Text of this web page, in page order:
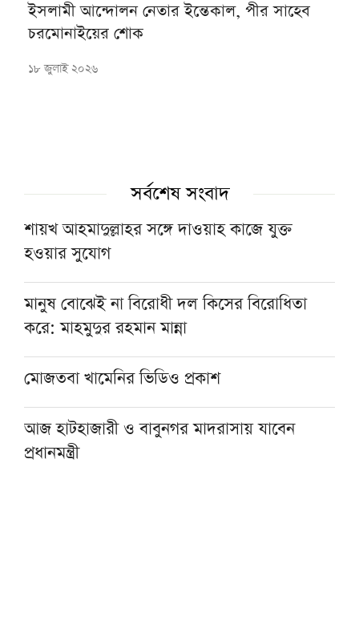
ইসলামী আন্দোলন নেতার ইন্তেকাল, পীর সাহেব
চরমোনাইয়ের শোক
১৮ জুলাই ২০২৬
সর্বশেষ সংবাদ
শায়খ আহমাদুল্লাহর সঙ্গে দাওয়াহ কাজে যুক্ত
হওয়ার সুযোগ
মানুষ বোঝেই না বিরোধী দল কিসের বিরোধিতা
করে: মাহমুদুর রহমান মান্না
মোজতবা খামেনির ভিডিও প্রকাশ
আজ হাটহাজারী ও বাবুনগর মাদরাসায় যাবেন
প্রধানমন্ত্রী